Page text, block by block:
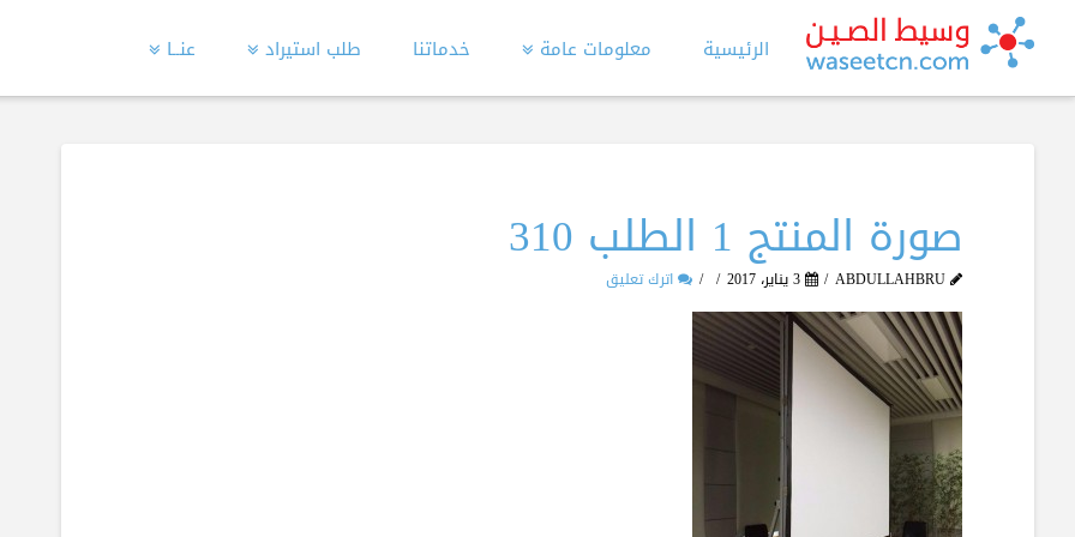
الرئيسية معلومات عامة خدماتنا طلب استيراد عنــا
صورة المنتج 1 الطلب 310
ABDULLAHBRU 3 يناير، 2017 اترك تعليق